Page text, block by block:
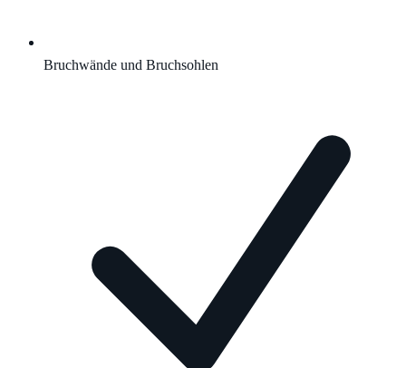
Bruchwände und Bruchsohlen